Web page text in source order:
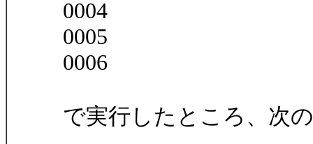
0004
0005
0006
で実行したところ、次